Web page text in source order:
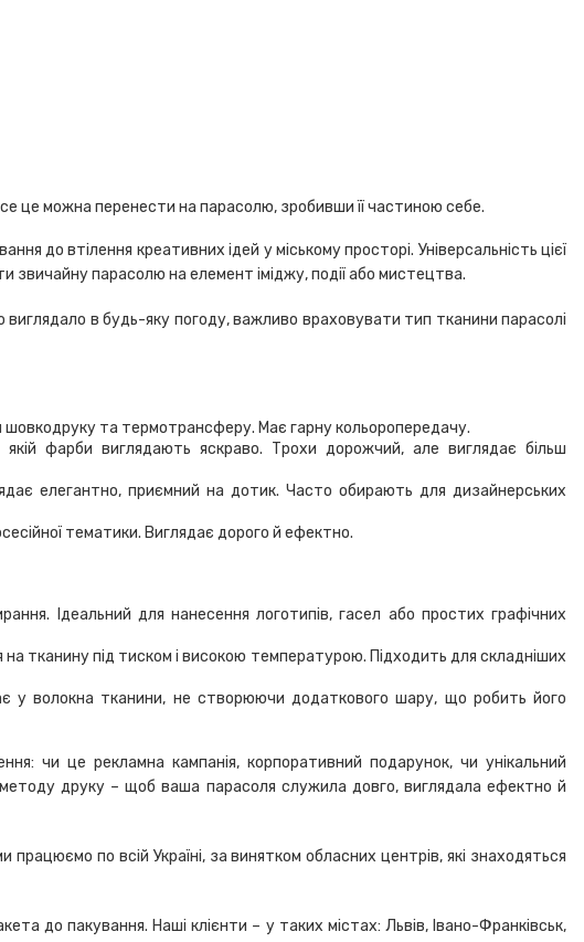
це можна перенести на парасолю, зробивши її частиною себе.
до втілення креативних ідей у міському просторі. Універсальність цієї
звичайну парасолю на елемент іміджу, події або мистецтва.
в будь-яку погоду, важливо враховувати тип тканини парасолі
шовкодруку та термотрансферу. Має гарну кольоропередачу.
фарби виглядають яскраво. Трохи дорожчий, але виглядає більш
елегантно, приємний на дотик. Часто обирають для дизайнерських
тематики. Виглядає дорого й ефектно.
Ідеальний для нанесення логотипів, гасел або простих графічних
тканину під тиском і високою температурою. Підходить для складніших
у волокна тканини, не створюючи додаткового шару, що робить його
чи це рекламна кампанія, корпоративний подарунок, чи унікальний
друку – щоб ваша парасоля служила довго, виглядала ефектно й
по всій Україні, за винятком обласних центрів, які знаходяться
до пакування. Наші клієнти – у таких містах: Львів, Івано-Франківськ,